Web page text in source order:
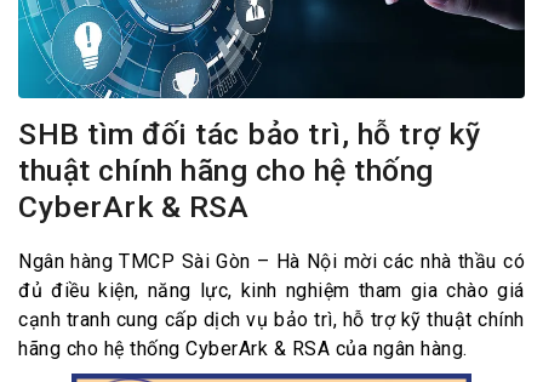
SHB tìm đối tác bảo trì, hỗ trợ kỹ
thuật chính hãng cho hệ thống
CyberArk & RSA
Ngân hàng TMCP Sài Gòn – Hà Nội mời các nhà thầu có
đủ điều kiện, năng lực, kinh nghiệm tham gia chào giá
cạnh tranh cung cấp dịch vụ bảo trì, hỗ trợ kỹ thuật chính
hãng cho hệ thống CyberArk & RSA của ngân hàng.